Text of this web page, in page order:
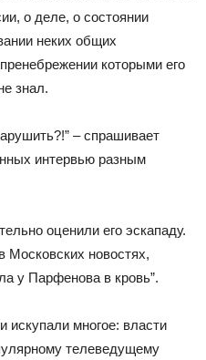
о деле, о состоянии
неких общих
которыми его
знал.
– спрашивает
интервью разным
оценили его эскападу.
Московских новостях,
у Парфенова в кровь”.
искупали многое: власти
телеведущему